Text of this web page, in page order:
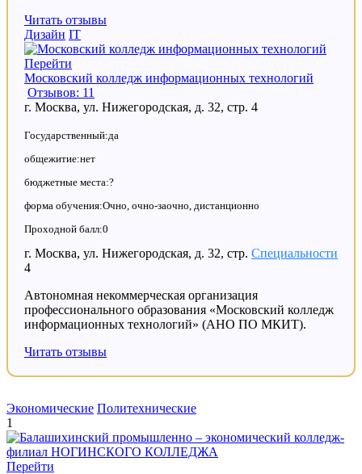
Читать отзывы
Дизайн IT
Перейти
Московский колледж информационных технологий
Отзывов: 11
г. Москва, ул. Нижегородская, д. 32, стр. 4
Государственный:да
общежитие:нет
бюджетные места:?
форма обучения:Очно, очно-заочно, дистанционно
Проходной балл:0
Специальности
г. Москва, ул. Нижегородская, д. 32, стр.
4
Автономная некоммерческая организация
профессионального образования «Московский колледж
информационных технологий» (АНО ПО МКИТ).
Читать отзывы
Экономические Политехнические
1
Перейти